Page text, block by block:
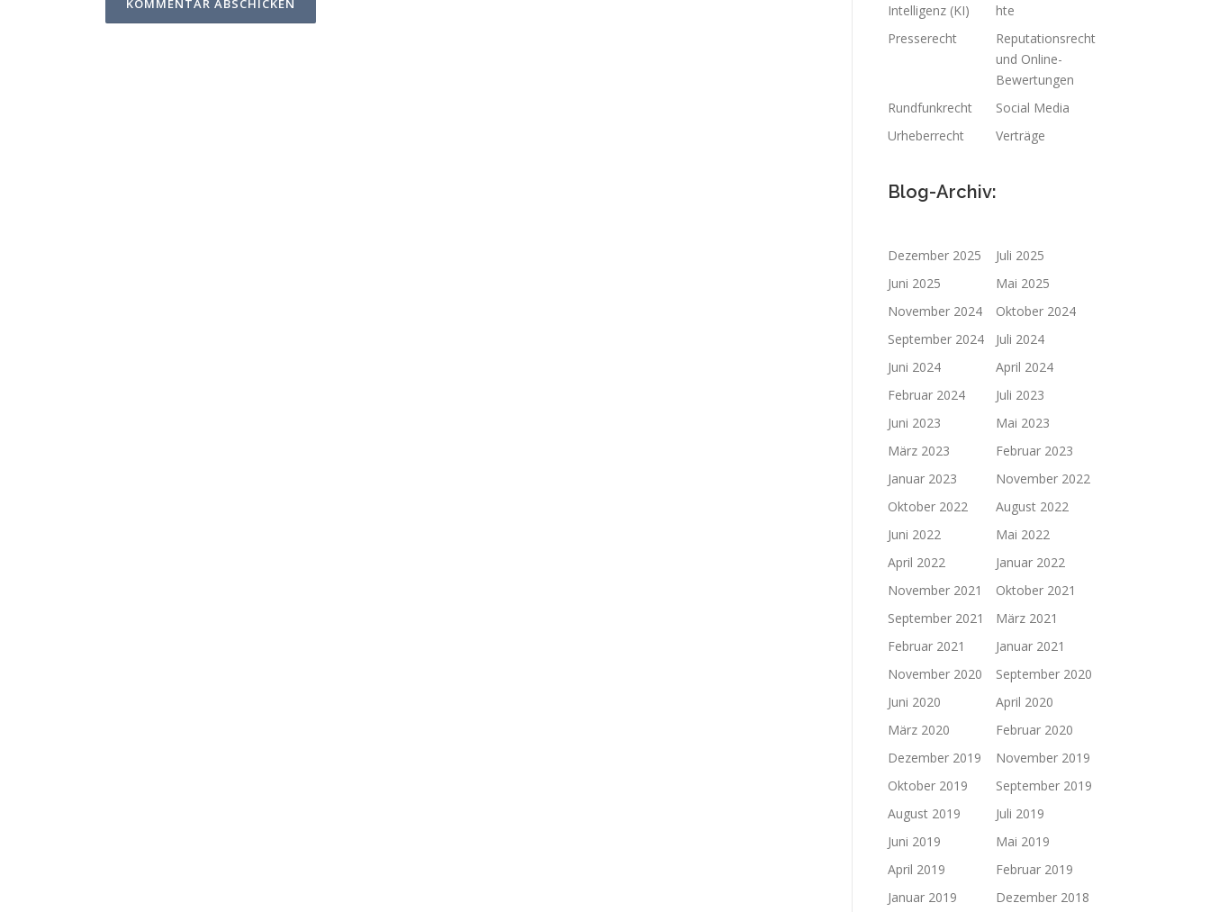
Intelligenz (KI)
hte
Presserecht
Reputationsrecht
und Online-
Bewertungen
Rundfunkrecht
Social Media
Urheberrecht
Verträge
Blog-Archiv:
Dezember 2025
Juli 2025
Juni 2025
Mai 2025
November 2024
Oktober 2024
September 2024
Juli 2024
Juni 2024
April 2024
Februar 2024
Juli 2023
Juni 2023
Mai 2023
März 2023
Februar 2023
Januar 2023
November 2022
Oktober 2022
August 2022
Juni 2022
Mai 2022
April 2022
Januar 2022
November 2021
Oktober 2021
September 2021
März 2021
Februar 2021
Januar 2021
November 2020
September 2020
Juni 2020
April 2020
März 2020
Februar 2020
Dezember 2019
November 2019
Oktober 2019
September 2019
August 2019
Juli 2019
Juni 2019
Mai 2019
April 2019
Februar 2019
Januar 2019
Dezember 2018